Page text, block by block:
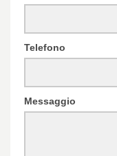
Telefono
Messaggio